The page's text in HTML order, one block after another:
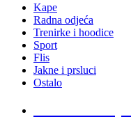
Kape
Radna odjeća
Trenirke i hoodice
Sport
Flis
Jakne i prsluci
Ostalo